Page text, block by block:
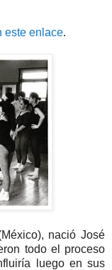
este enlace.
nació José
todo el proceso
luego en sus